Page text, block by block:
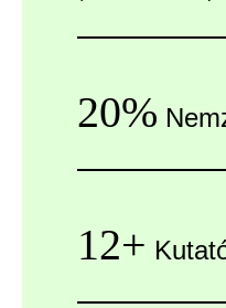
20%
12+